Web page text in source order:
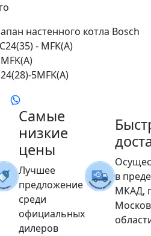
настенного котла Bosch
- MFK(A)
5MFK(A)
Самые
низкие
цены
Лучшее
предложение
среди
официальных
дилеров
в
МКАД,